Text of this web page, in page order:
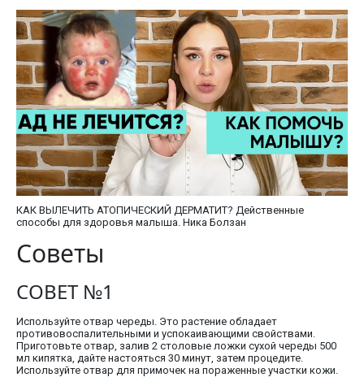
КАК ВЫЛЕЧИТЬ АТОПИЧЕСКИЙ ДЕРМАТИТ? Действенные
способы для здоровья малыша. Ника Болзан
Советы
СОВЕТ №1
Используйте отвар череды. Это растение обладает
противовоспалительными и успокаивающими свойствами.
Приготовьте отвар, залив 2 столовые ложки сухой череды 500
мл кипятка, дайте настояться 30 минут, затем процедите.
Используйте отвар для примочек на пораженные участки кожи.